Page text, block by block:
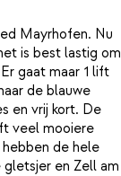
Mayrhofen. Nu
is best lastig om
gaat maar 1 lift
de blauwe
en vrij kort. De
veel mooiere
de hele
en Zell am